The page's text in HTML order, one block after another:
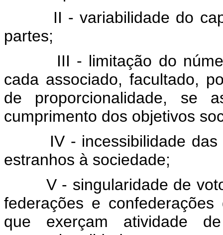
II - variabilidade do
partes;
III - limitação do número
cada associado, facultado,
de proporcionalidade, se
cumprimento dos objetivos
IV - incessibilidade das
estranhos à sociedade;
V - singularidade de voto,
federações e
que exerçam atividade